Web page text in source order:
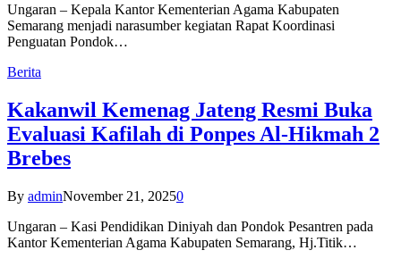
Ungaran – Kepala Kantor Kementerian Agama Kabupaten
Semarang menjadi narasumber kegiatan Rapat Koordinasi
Penguatan Pondok…
Berita
Kakanwil Kemenag Jateng Resmi Buka
Evaluasi Kafilah di Ponpes Al-Hikmah 2
Brebes
By adminNovember 21, 20250
Ungaran – Kasi Pendidikan Diniyah dan Pondok Pesantren pada
Kantor Kementerian Agama Kabupaten Semarang, Hj.Titik…